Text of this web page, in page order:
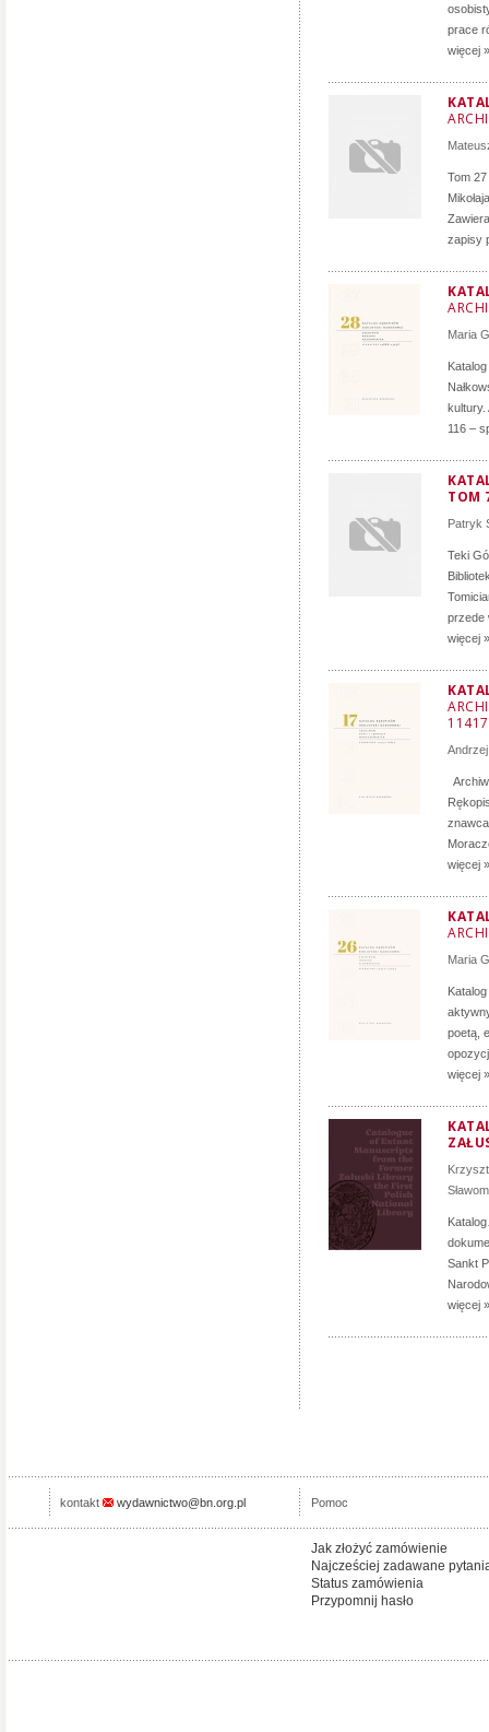
prace
więcej »
Tom
zapisy
Maria
kultury.
116 –
TOM
Patryk
Teki
przede
więcej »
więcej »
Maria
poetą,
więcej »
Sankt
więcej »
kontakt wydawnictwo@bn.org.pl Pomoc
Jak złożyć zamówienie
Najcześciej zadawane
Status zamówienia
Przypomnij hasło